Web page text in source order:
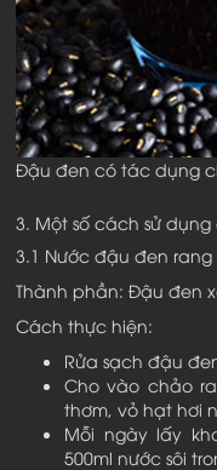
Đậu đen có tác dụng
3. Một số cách sử
3.1 Nước đậu đen rang
Thành phần: Đậu đen
Cách thực hiện:
Rửa sạch đậu
Cho vào chảo
thơm, vỏ hạt hơi
Mỗi ngày lấy
500ml nước sôi